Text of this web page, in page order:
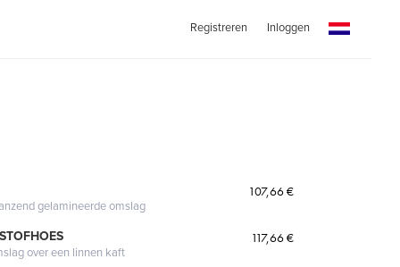
Registreren Inloggen
gelamineerde omslag
107,66 €
over een linnen kaft
117,66 €